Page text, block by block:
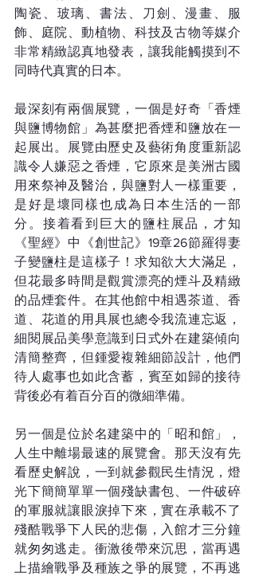
陶瓷、玻璃、書法、刀劍、漫畫、服
飾、庭院、動植物、科技及古物等媒介
非常精緻認真地發表，讓我能觸摸到不
同時代真實的日本。
最深刻有兩個展覽，一個是好奇「香煙
與鹽博物館」為甚麼把香煙和鹽放在一
起展出。展覽由歷史及藝術角度重新認
識令人嫌惡之香煙，它原來是美洲古國
用來祭神及醫治，與鹽對人一樣重要，
是好是壞同樣也成為日本生活的一部
分。接着看到巨大的鹽柱展品，才知
《聖經》中《創世記》19章26節羅得妻
子變鹽柱是這樣子！求知欲大大滿足，
但花最多時間是觀賞漂亮的煙斗及精緻
的品煙套件。在其他館中相遇茶道、香
道、花道的用具展也總令我流連忘返，
細閱展品美學意識到日式外在建築傾向
清簡整齊，但鍾愛複雜細節設計，他們
待人處事也如此含蓄，賓至如歸的接待
背後必有着百分百的微細準備。
另一個是位於名建築中的「昭和館」，
人生中離場最速的展覽會。那天沒有先
看歷史解說，一到就參觀民生情況，燈
光下簡簡單單一個殘缺書包、一件破碎
的軍服就讓眼淚掉下來，實在承載不了
殘酷戰爭下人民的悲傷，入館才三分鐘
就匆匆逃走。衝激後帶來沉思，當再遇
上描繪戰爭及種族之爭的展覽，不再逃